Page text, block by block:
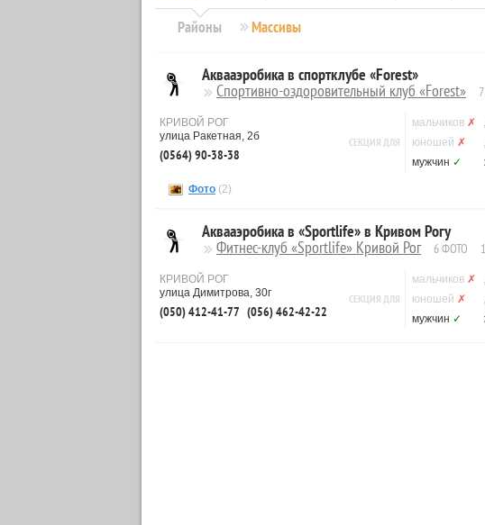
Районы
Массивы
Аквааэробика в спортклубе «Forest»
Спортивно-оздоровительный клуб «Forest»
КРИВОЙ РОГ
улица Ракетная, 2б
(0564) 90-38-38
СЕКЦИЯ ДЛЯ
мальчиков ✗
юношей ✗
мужчин ✓
Фото (2)
Аквааэробика в «Sportlife» в Кривом Рогу
Фитнес-клуб «Sportlife» Кривой Рог 6 ФОТО
КРИВОЙ РОГ
улица Димитрова, 30г
(050) 412-41-77 (056) 462-42-22
СЕКЦИЯ ДЛЯ
мальчиков ✗
юношей ✗
мужчин ✓